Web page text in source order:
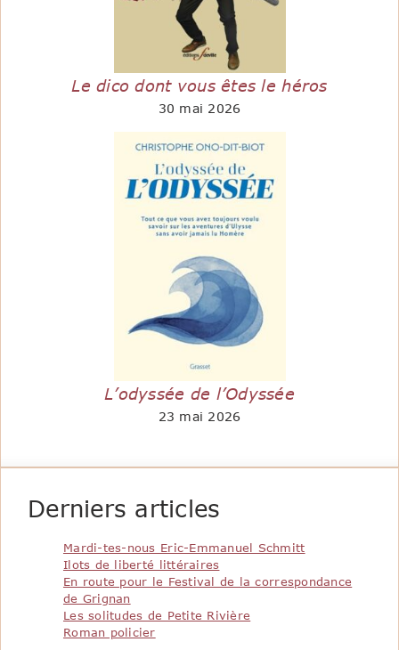
Le dico dont vous êtes le héros
30 mai 2026
L’odyssée de l’Odyssée
23 mai 2026
Derniers articles
Mardi-tes-nous Eric-Emmanuel Schmitt
Ilots de liberté littéraires
En route pour le Festival de la correspondance
de Grignan
Les solitudes de Petite Rivière
Roman policier